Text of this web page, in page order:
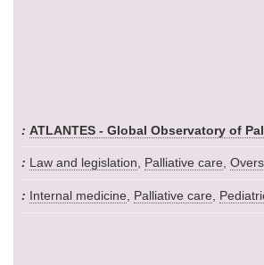
ATLANTES - Global Observatory of
Law and legislation, Palliative care,
Internal medicine, Palliative care,